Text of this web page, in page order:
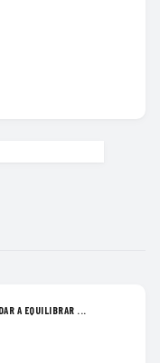
A EQUILIBRAR ...